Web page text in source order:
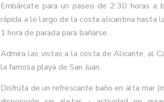
Embárcate para un paseo de 2:30 horas a
rápida a lo largo de la costa alicantina hasta
1 hora de parada para bañarse.
Admira las vistas a la costa de Alicante, al
la famosa playa de San Juan.
Disfruta de un refrescante baño en alta mar